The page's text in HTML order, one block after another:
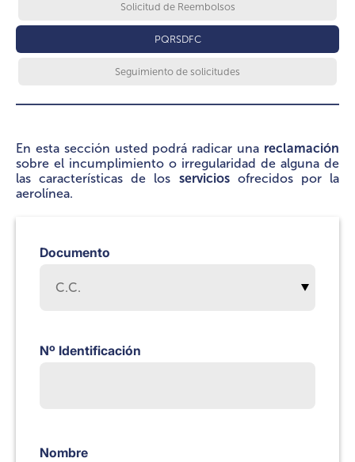
Solicitud de Reembolsos
PQRSDFC
Seguimiento de solicitudes
En esta sección usted podrá radicar una reclamación
sobre el incumplimiento o irregularidad de alguna de
las características de los serviciosofrecidos por la
aerolínea.
Documento
Nº Identificación
Nombre